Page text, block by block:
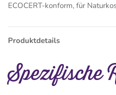
ECOCERT-konform, für
Produktdetails
Spezifische